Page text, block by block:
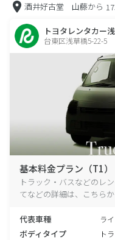
酒井好古堂 山藤から
トヨタレンタカー
台東区浅草橋5-22-5
基本料金プラン（T1）
トラック・バスなどのレ
てなどの詳細は、こちら
代表車種 ラ
ボディタイプ ト